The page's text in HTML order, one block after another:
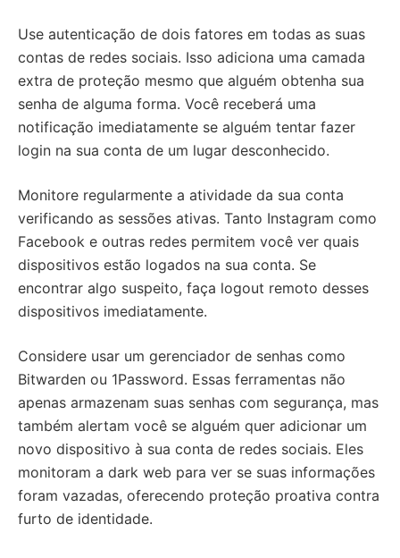
Use autenticação de dois fatores em todas as suas
contas de redes sociais. Isso adiciona uma camada
extra de proteção mesmo que alguém obtenha sua
senha de alguma forma. Você receberá uma
notificação imediatamente se alguém tentar fazer
login na sua conta de um lugar desconhecido.
Monitore regularmente a atividade da sua conta
verificando as sessões ativas. Tanto Instagram como
Facebook e outras redes permitem você ver quais
dispositivos estão logados na sua conta. Se
encontrar algo suspeito, faça logout remoto desses
dispositivos imediatamente.
Considere usar um gerenciador de senhas como
Bitwarden ou 1Password. Essas ferramentas não
apenas armazenam suas senhas com segurança, mas
também alertam você se alguém quer adicionar um
novo dispositivo à sua conta de redes sociais. Eles
monitoram a dark web para ver se suas informações
foram vazadas, oferecendo proteção proativa contra
furto de identidade.